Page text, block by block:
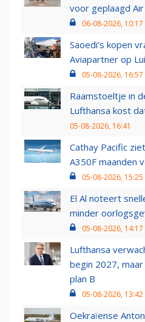
voor geplaagd
06-08-2026, 10:17
Saoedi’s kopen
Aviapartner op
05-08-2026, 16:57
Raamstoeltje in
Lufthansa kost
05-08-2026, 16:41
Cathay Pacific
A350F maanden
05-08-2026, 15:25
El Al noteert
minder
05-08-2026, 14:17
Lufthansa
begin 2027,
plan B
05-08-2026, 13:42
Oekraïense